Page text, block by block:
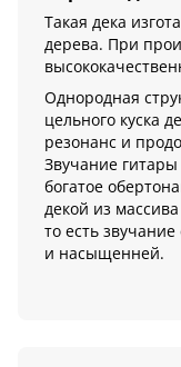
Такая дека
дерева. При
Однородная
цельного куска
резонанс и
Звучание
богатое
декой из
то есть
и насыщенней.